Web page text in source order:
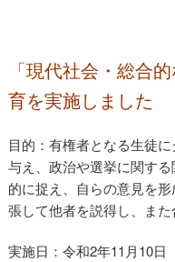
主権者教育
「現代社会・総合
育を実施しました
目的：有権者となる生徒
与え、政治や選挙に関す
的に捉え、自らの意見を
張して他者を説得し、また
実施日：令和2年11月10日